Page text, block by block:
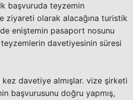
başvuruda teyzemin
ziyareti olarak alacağına turistik
eniştemin pasaport nosunu
teyzemlerin davetiyesinin süresi
davetiye almışlar. vize şirketi
başvurusunu doğru yapmış,